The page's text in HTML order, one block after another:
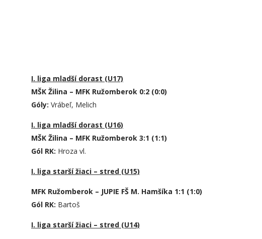
I. liga mladší dorast (U17)
MŠK Žilina – MFK Ružomberok 0:2 (0:0)
Góly: Vrábeľ, Melich
I. liga mladší dorast (U16)
MŠK Žilina – MFK Ružomberok 3:1 (1:1)
Gól RK: Hroza vl.
I. liga starší žiaci – stred (U15)
MFK Ružomberok – JUPIE FŠ M. Hamšíka 1:1 (1:0)
Gól RK: Bartoš
I. liga starší žiaci – stred (U14)